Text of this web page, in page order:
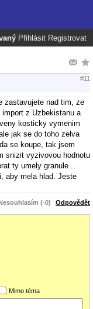
Přihlásit Registrovat
#11
zastavujete nad tim, ze
z Uzbekistanu a
kosticky vymenim
jak se do toho zelva
se koupe, tak jsem
snizit vyzivovou hodnotu
ty umely granule...
aby mela hlad. Jeste
(-0) Odpovědět
Mimo téma